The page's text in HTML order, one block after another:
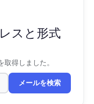
スと形式
取得しました。
メールを検索